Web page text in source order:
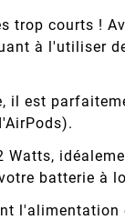
trop courts !
à l'utiliser
il est
Watts,
batterie à